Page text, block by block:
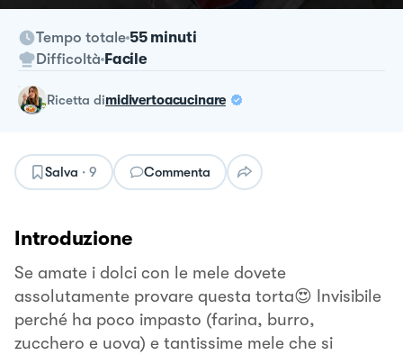
Tempo totale 55 minuti
Difficoltà Facile
ricetta dimidivertoacucinare
Salva · 9 Commenta
Introduzione
Se amate i dolci con le mele dovete
assolutamente provare questa torta😍 Invisibile
perché ha poco impasto (farina, burro,
zucchero e uova) e tantissime mele che si